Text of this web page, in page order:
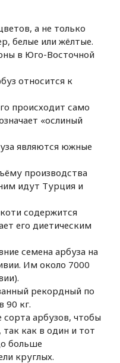
а не только
белые или жёлтые.
в Юго-Восточной
относится к
происходит само
«ослиный
являются южные
производства
идут Турция и
содержится
его диетическим
семена арбуза на
Им около 7000
рекордный по
90 кг.
арбузов, чтобы
так как в один и тот
больше
круглых.